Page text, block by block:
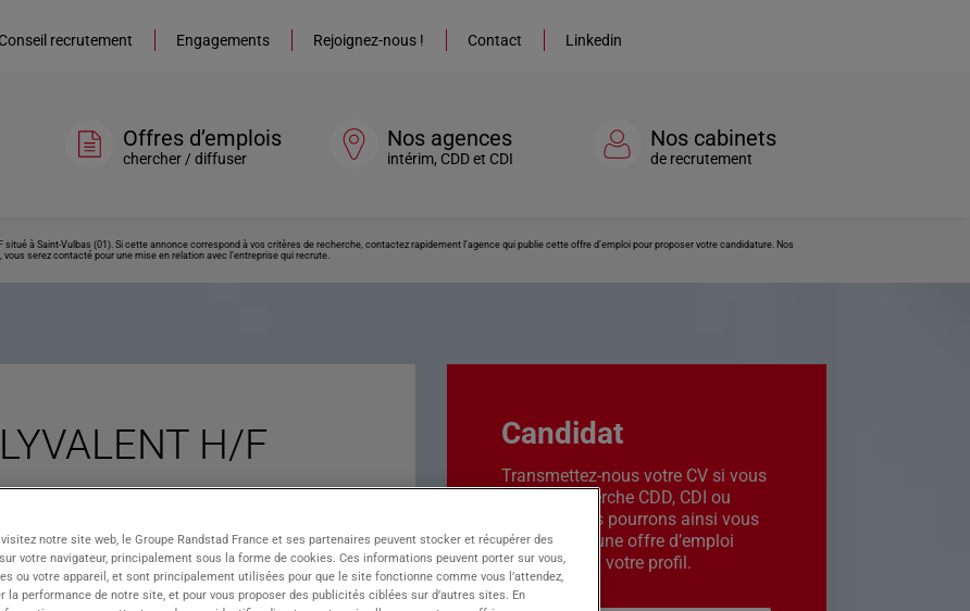
Conseil recrutement Engagements Rejoignez-nous ! Contact Linkedin
Offres d’emplois
chercher / diffuser
Nos agences
intérim, CDD et CDI
Nos cabinets
de recrutement
situé à Saint-Vulbas (01). Si cette annonce correspond à vos critères de recherche, contactez rapidement l’agence qui publie cette offre d’emploi pour proposer votre candidature. Nos
serez contacté pour une mise en relation avec l’entreprise qui recrute.
H/F
dans le recrutement cadre et non cadre
entière.
Candidat
Transmettez-nous votre CV si vous
êtes en recherche CDD, CDI ou
intérim. Nous pourrons ainsi vous
contacter si une offre d’emploi
correspond à votre profil.
notre site web, le Groupe Randstad France et ses partenaires peuvent stocker et récupérer des
votre navigateur, principalement sous la forme de cookies. Ces informations peuvent porter sur vous,
ou votre appareil, et sont principalement utilisées pour que le site fonctionne comme vous l’attendez,
la performance de notre site, et pour vous proposer des publicités ciblées sur d’autres sites. En